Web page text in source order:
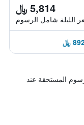
5,814 ﷼
الليلة شامل الرسوم
المستحقة عند